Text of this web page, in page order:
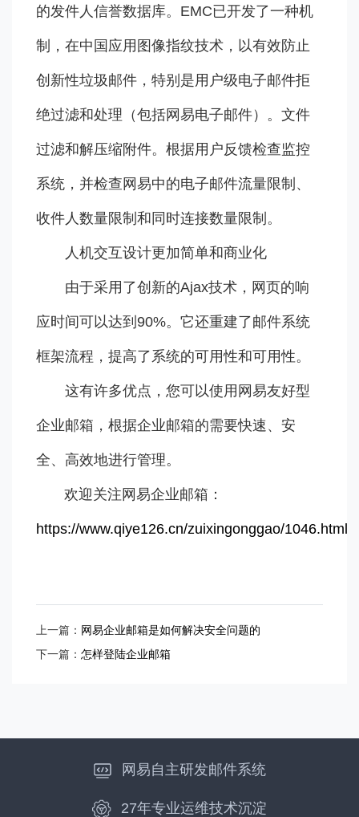
的发件人信誉数据库。EMC已开发了一种机
制，在中国应用图像指纹技术，以有效防止
创新性垃圾邮件，特别是用户级电子邮件拒
绝过滤和处理（包括网易电子邮件）。文件
过滤和解压缩附件。根据用户反馈检查监控
系统，并检查网易中的电子邮件流量限制、
收件人数量限制和同时连接数量限制。
人机交互设计更加简单和商业化
由于采用了创新的Ajax技术，网页的响
应时间可以达到90%。它还重建了邮件系统
框架流程，提高了系统的可用性和可用性。
这有许多优点，您可以使用网易友好型
企业邮箱，根据企业邮箱的需要快速、安
全、高效地进行管理。
欢迎关注网易企业邮箱：
https://www.qiye126.cn/zuixingonggao/1046.html
上一篇： 网易企业邮箱是如何解决安全问题的
下一篇： 怎样登陆企业邮箱
网易自主研发邮件系统
27年专业运维技术沉淀